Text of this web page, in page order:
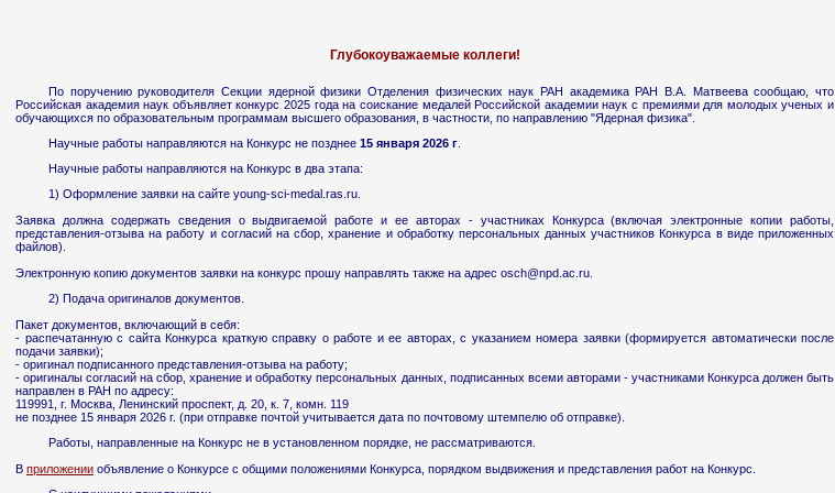
Глубокоуважаемые коллеги!
По поручению руководителя Секции ядерной физики Отделения физических наук РАН академика РАН В.А. Матвеева сообщаю, что
Российская академия наук объявляет конкурс 2025 года на соискание медалей Российской академии наук с премиями для молодых ученых и
обучающихся по образовательным программам высшего образования, в частности, по направлению "Ядерная физика".
Научные работы направляются на Конкурс не позднее 15 января 2026 г
Научные работы направляются на Конкурс в два этапа:
1) Оформление заявки на сайте young-sci-medal.ras.ru.
Заявка должна содержать сведения о выдвигаемой работе и ее авторах - участниках Конкурса (включая электронные копии работы,
представления-отзыва на работу и согласий на сбор, хранение и обработку персональных данных участников Конкурса в виде приложенных
файлов).
Электронную копию документов заявки на конкурс прошу направлять также на адрес osch@npd.ac.ru.
2) Подача оригиналов документов.
Пакет документов, включающий в себя:
- распечатанную с сайта Конкурса краткую справку о работе и ее авторах, с указанием номера заявки (формируется автоматически после
подачи заявки);
- оригинал подписанного представления-отзыва на работу;
- оригиналы согласий на сбор, хранение и обработку персональных данных, подписанных всеми авторами - участниками Конкурса должен быть
направлен в РАН по адресу:
119991, г. Москва, Ленинский проспект, д. 20, к. 7, комн. 119
не позднее 15 января 2026 г. (при отправке почтой учитывается дата по почтовому штемпелю об отправке).
Работы, направленные на Конкурс не в установленном порядке, не рассматриваются.
В приложении объявление о Конкурсе с общими положениями Конкурса, порядком выдвижения и представления работ на Конкурс.